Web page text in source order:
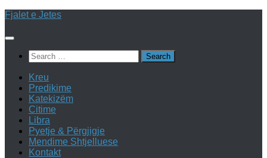
Skip
content
Fjalet e Jetes
Search
for:
Kreu
Predikime
Katekizëm
Citime
Libra
Pyetje & Përgjigje
Mendime Shtjelluese
Kontakt